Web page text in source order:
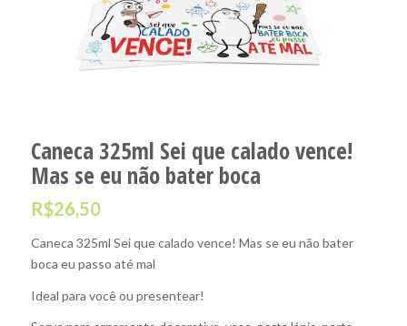
Caneca 325ml Sei que calado vence!
Mas se eu não bater boca
R$26,50
Caneca 325ml Sei que calado vence! Mas se eu não bater
boca eu passo até mal
Ideal para você ou presentear!